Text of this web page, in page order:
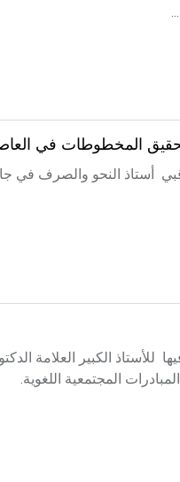
المخطوطات في
أستاذ النحو والصرف
للأستاذ الكبير العلامة